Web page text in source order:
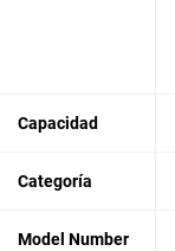
Capacidad
Categoría
Model Number